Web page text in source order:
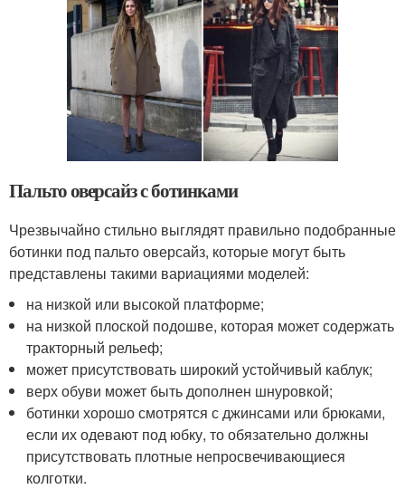
Пальто оверсайз с ботинками
Чрезвычайно стильно выглядят правильно подобранные
ботинки под пальто оверсайз, которые могут быть
представлены такими вариациями моделей:
на низкой или высокой платформе;
на низкой плоской подошве, которая может содержать
тракторный рельеф;
может присутствовать широкий устойчивый каблук;
верх обуви может быть дополнен шнуровкой;
ботинки хорошо смотрятся с джинсами или брюками,
если их одевают под юбку, то обязательно должны
присутствовать плотные непросвечивающиеся
колготки.